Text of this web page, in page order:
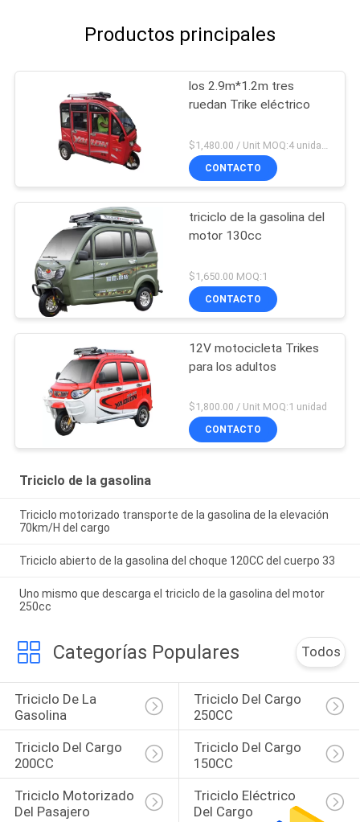
Productos principales
los 2.9m*1.2m tres
ruedan Trike eléctrico
CONTACTO
triciclo de la gasolina del
motor 130cc
$1,650.00 MOQ:1
CONTACTO
12V motocicleta Trikes
para los adultos
$1,800.00 / Unit MOQ:1 unidad
CONTACTO
Triciclo de la gasolina
Triciclo motorizado transporte de la gasolina de la elevación
70km/H del cargo
Triciclo abierto de la gasolina del choque 120CC del cuerpo 33
Uno mismo que descarga el triciclo de la gasolina del motor
250cc
Categorías Populares Todos
Triciclo De La
Gasolina
Triciclo Del Cargo
250CC
Triciclo Del Cargo
200CC
Triciclo Del Cargo
150CC
Triciclo Motorizado
Del Pasajero
Triciclo Eléctrico
Del Cargo